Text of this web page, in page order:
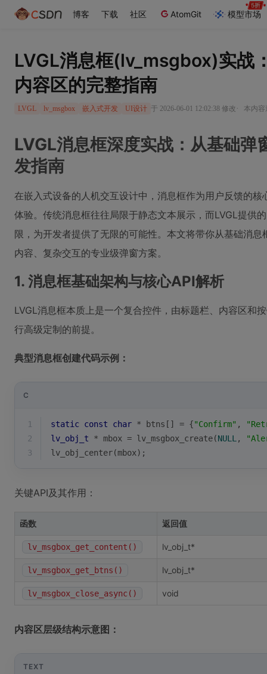
博客 下载 社区 AtomGit 模型市场
LVGL消息框(lv_msgbox)实战
内容区的完整指南
LVGL lv_msgbox 嵌入式开发 UI设计 于 2026-06-01 12:02:38 修改 · 本内容
LVGL消息框深度实战：从基础弹
发指南
在嵌入式设备的人机交互设计中，消息框作为用户反馈的
体验。传统消息框往往局限于静态文本展示，而LVGL提供的
限，为开发者提供了无限的可能性。本文将带你从基础消
内容、复杂交互的专业级弹窗方案。
1. 消息框基础架构与核心API解析
LVGL消息框本质上是一个复合控件，由标题栏、内容区和
行高级定制的前提。
典型消息框创建代码示例：
C
1 static const char * btns[] = {"Confirm" ,
2
lv_obj_t * mbox = lv_msgbox_create(NULL ,
3
lv_obj_center(mbox);
关键API及其作用：
函数 返回值
lv_msgbox_get_content() lv_obj_t*
lv_msgbox_get_btns() lv_obj_t*
lv_msgbox_close_async() void
内容区层级结构示意图：
TEXT